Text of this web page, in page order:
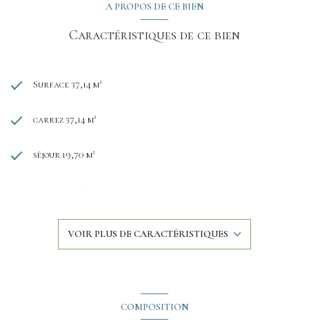
A PROPOS DE CE BIEN
Caractéristiques de ce bien
Surface 37,14 m²
carrez 37,14 m²
séjour 19,70 m²
1 chambre(s)
cuisine américaine (semi-équipée)
VOIR PLUS DE CARACTÉRISTIQUES
COMPOSITION